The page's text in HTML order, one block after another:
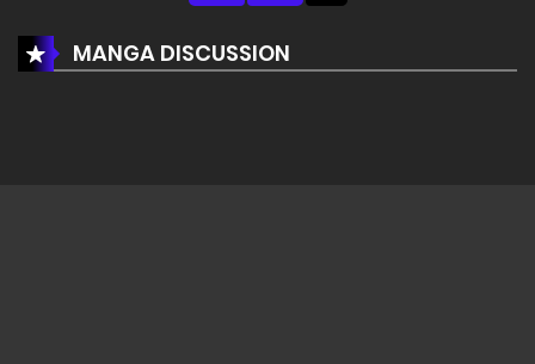
MANGA DISCUSSION